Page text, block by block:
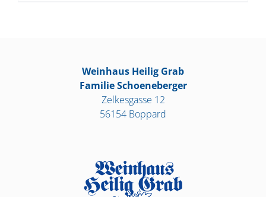
Weinhaus Heilig Grab
Familie Schoeneberger
Zelkesgasse 12
56154 Boppard